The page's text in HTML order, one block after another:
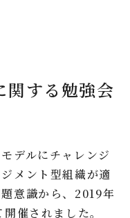
関する勉強会
デルにチャレンジ
メント型組織が適
意識から、2019年
催されました。